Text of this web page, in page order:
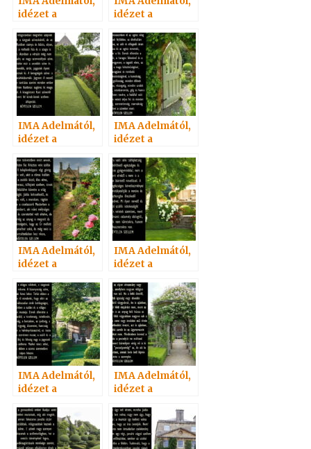
idézet a
Szellemtől 2.
idézet a
Szellemtől 3.
IMA Adelmától,
idézet a
Szellemtől 7.
IMA Adelmától,
idézet a
Szellemtől 8.
IMA Adelmától,
idézet a
Szellemtől 18.
IMA Adelmától,
idézet a
Szellemtől 1.
IMA Adelmától,
idézet a
Szellemtől 10.
IMA Adelmától,
idézet a
Szellemtől 5.